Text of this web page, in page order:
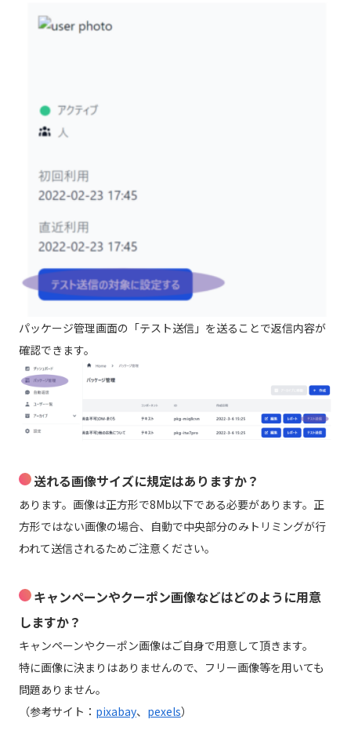
パッケージ管理画面の「テスト送信」を送ることで返信内容が
確認できます。
送れる画像サイズに規定はありますか？
あります。画像は正方形で8Mb以下である必要があります。正
方形ではない画像の場合、自動で中央部分のみトリミングが行
われて送信されるためご注意ください。
キャンペーンやクーポン画像などはどのように用意
しますか？
キャンペーンやクーポン画像はご自身で用意して頂きます。
特に画像に決まりはありませんので、フリー画像等を用いても
問題ありません。
（参考サイト： pixabay、 pexels）